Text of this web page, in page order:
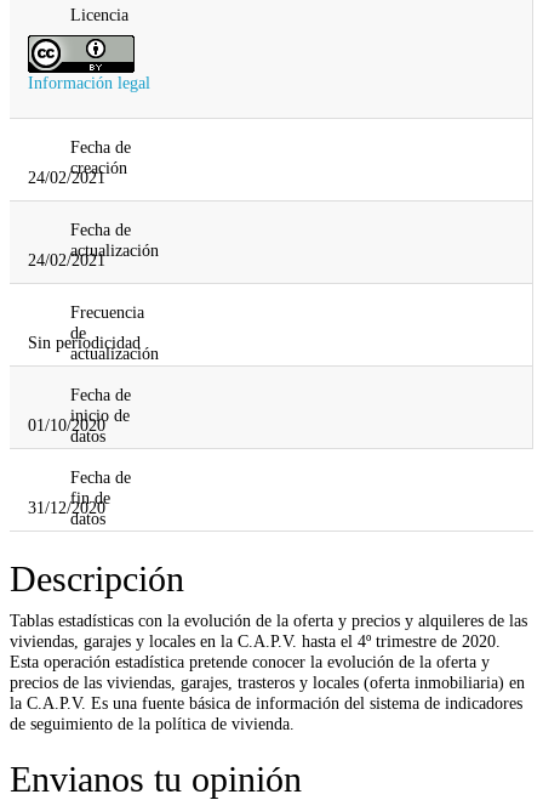
Licencia
Información legal
Fecha de
creación
24/02/2021
Fecha de
actualización
24/02/2021
Frecuencia
de
actualización
Sin periodicidad
Fecha de
inicio de
datos
01/10/2020
Fecha de
fin de
datos
31/12/2020
Descripción
Tablas estadísticas con la evolución de la oferta y precios y alquileres de las
viviendas, garajes y locales en la C.A.P.V. hasta el 4º trimestre de 2020.
Esta operación estadística pretende conocer la evolución de la oferta y
precios de las viviendas, garajes, trasteros y locales (oferta inmobiliaria) en
la C.A.P.V. Es una fuente básica de información del sistema de indicadores
de seguimiento de la política de vivienda.
Envianos tu opinión